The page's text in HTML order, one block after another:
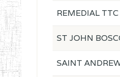
REMEDIAL
ST JOHN
SAINT